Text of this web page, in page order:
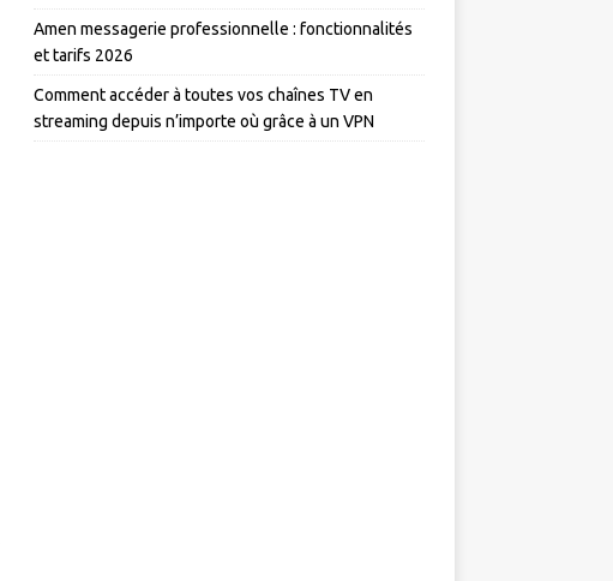
Amen messagerie professionnelle : fonctionnalités
et tarifs 2026
Comment accéder à toutes vos chaînes TV en
streaming depuis n’importe où grâce à un VPN